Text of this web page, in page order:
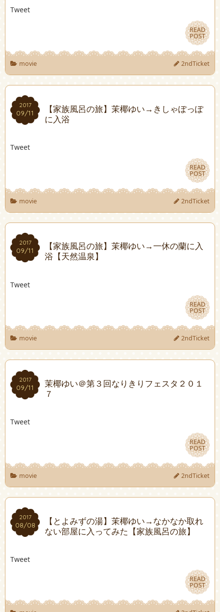
Tweet
READ
POST
READ
POST
movie 2ndTicket
2017
09/11
2017
09/11
【家族風呂の旅】茉椰ゆい→きしゃぽっぽ
に入浴
Tweet
READ
POST
READ
POST
movie 2ndTicket
2017
09/11
2017
09/11
【家族風呂の旅】茉椰ゆい→一休の蘭に入
浴【天然温泉】
Tweet
READ
POST
READ
POST
movie 2ndTicket
2017
09/11
2017
09/11
茉椰ゆい＠第３回なりきりフェスタ２０１
７
Tweet
READ
POST
READ
POST
movie 2ndTicket
2017
08/08
2017
08/08
【とよみずの湯】茉椰ゆい→なかなか取れ
ない部屋に入ってみた【家族風呂の旅】
Tweet
READ
POST
READ
POST